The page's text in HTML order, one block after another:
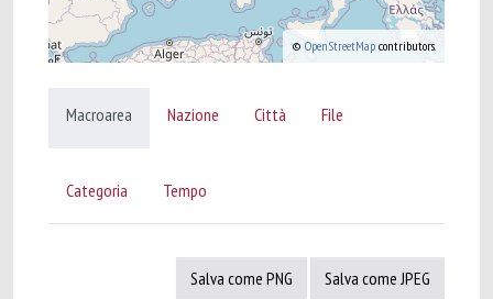
© OpenStreetMap contributors.
Macroarea Nazione Città File
Categoria Tempo
Salva come PNG Salva come JPEG